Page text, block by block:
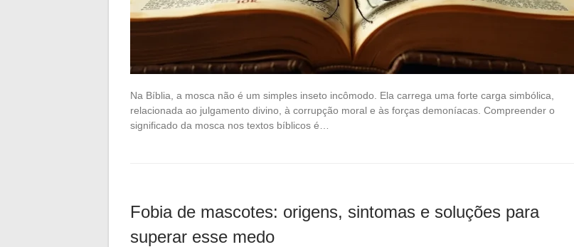
Na Bíblia, a mosca não é um simples inseto incômodo. Ela carrega uma forte carga simbólica,
relacionada ao julgamento divino, à corrupção moral e às forças demoníacas. Compreender o
significado da mosca nos textos bíblicos é…
Fobia de mascotes: origens, sintomas e soluções para
superar esse medo